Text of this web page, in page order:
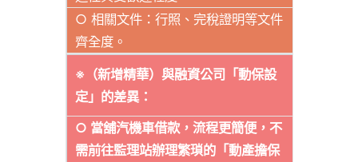
○ 相關文件：行照、完稅證明等文件
齊全度。
※（新增精華）與融資公司「動保設
定」的差異：
○ 當舖汽機車借款，流程更簡便，不
需前往監理站辦理繁瑣的「動產擔保